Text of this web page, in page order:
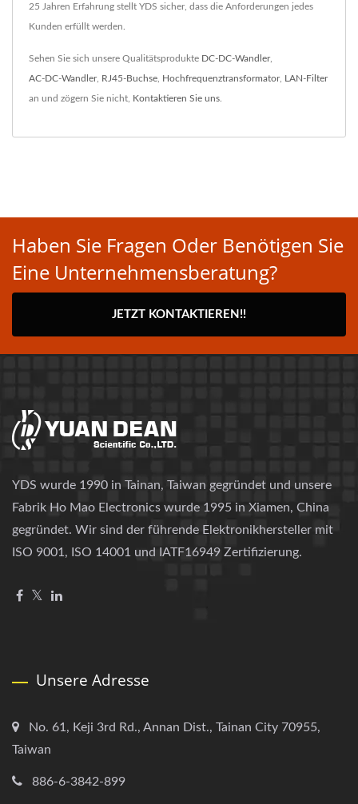
25 Jahren Erfahrung stellt YDS sicher, dass die Anforderungen jedes
Kunden erfüllt werden.
Sehen Sie sich unsere Qualitätsprodukte DC-DC-Wandler,
AC-DC-Wandler, RJ45-Buchse Hochfrequenztransformator, LAN-Filter
an und zögern Sie nicht, Kontaktieren Sie uns
Haben Sie Fragen Oder Benötigen Sie
Eine Unternehmensberatung?
JETZT KONTAKTIEREN!!
YDS wurde 1990 in Tainan, Taiwan gegründet und unsere
Fabrik Ho Mao Electronics wurde 1995 in Xiamen, China
gegründet. Wir sind der führende Elektronikhersteller mit
ISO 9001, ISO 14001 und IATF16949 Zertifizierung.
Unsere Adresse
No. 61, Keji 3rd Rd., Annan Dist., Tainan City 70955,
Taiwan
886-6-3842-899